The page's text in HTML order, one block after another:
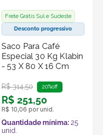
Frete Grátis Sul e Sudeste
Desconto progressivo
Saco Para Café
Especial 30 Kg Klabin
- 53 X 80 X 16 Cm
R$ 314,50 20%off
R$ 251,50
R$ 10,06 por unid.
Quantidade mínima: 25
unid.